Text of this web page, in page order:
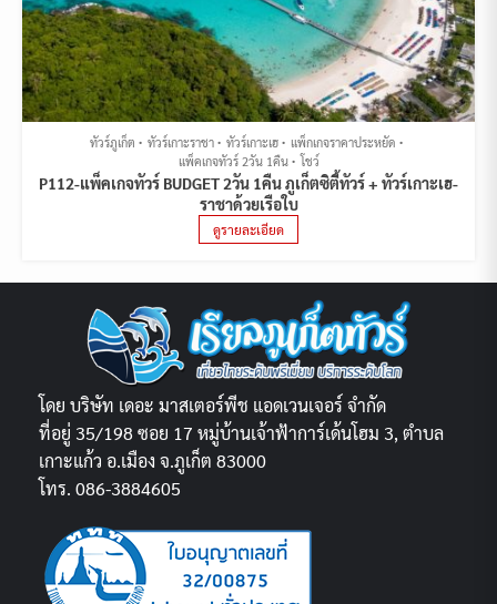
ทัวร์ภูเก็ต ทัวร์เกาะราชา ทัวร์เกาะเฮ
แพ็กเกจราคาประหยัด
แพ็คเกจทัวร์ 2วัน 1คืน
โชว์
P112-แพ็คเกจทัวร์ BUDGET 2วัน 1คืน ภูเก็ตซิตี้ทัวร์ + ทัวร์เกาะเฮ-
ราชาด้วยเรือใบ
ดูรายละเอียด
โดย บริษัท เดอะ มาสเตอร์พีช แอดเวนเจอร์ จำกัด
ที่อยู่ 35/198 ซอย 17 หมู่บ้านเจ้าฟ้าการ์เด้นโฮม 3, ตำบล
เกาะแก้ว อ.เมือง จ.ภูเก็ต 83000
โทร. 086-3884605